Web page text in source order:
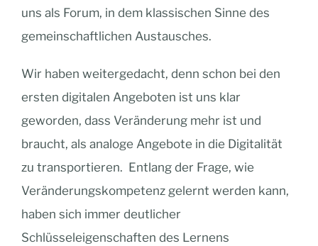
uns als Forum, in dem klassischen Sinne des
gemeinschaftlichen Austausches.
Wir haben weitergedacht, denn schon bei den
ersten digitalen Angeboten ist uns klar
geworden, dass Veränderung mehr ist und
braucht, als analoge Angebote in die Digitalität
zu transportieren. Entlang der Frage, wie
Veränderungskompetenz gelernt werden kann,
haben sich immer deutlicher
Schlüsseleigenschaften des Lernens